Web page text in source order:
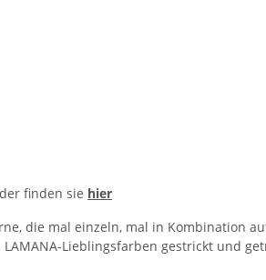
finden sie hier
die mal einzeln, mal in Kombination
Lieblingsfarben gestrickt und